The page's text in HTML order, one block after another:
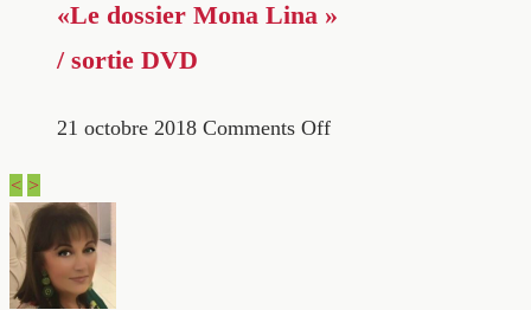
«Le dossier Mona Lina »
/ sortie DVD
21 octobre 2018 Comments Off
< >